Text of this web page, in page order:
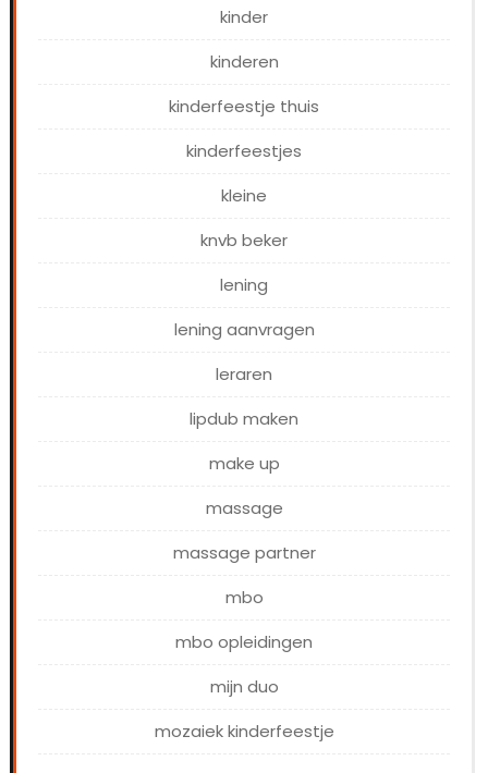
kinder
kinderen
kinderfeestje thuis
kinderfeestjes
kleine
knvb beker
lening
lening aanvragen
leraren
lipdub maken
make up
massage
massage partner
mbo
mbo opleidingen
mijn duo
mozaiek kinderfeestje